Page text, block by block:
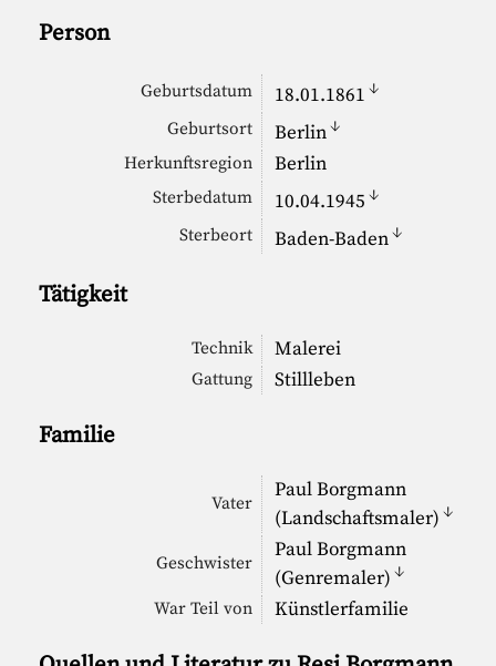
Person
Geburtsdatum 18.01.1861 ↓
Geburtsort Berlin↓
Herkunftsregion Berlin
Sterbedatum 10.04.1945 ↓
Sterbeort Baden-Baden↓
Tätigkeit
Technik Malerei
Gattung Stillleben
Familie
Vater
Paul Borgmann
(Landschaftsmaler) ↓
Geschwister
Paul Borgmann
(Genremaler) ↓
War Teil von Künstlerfamilie